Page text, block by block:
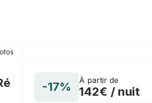
-17% À partir de
142€ / nuit